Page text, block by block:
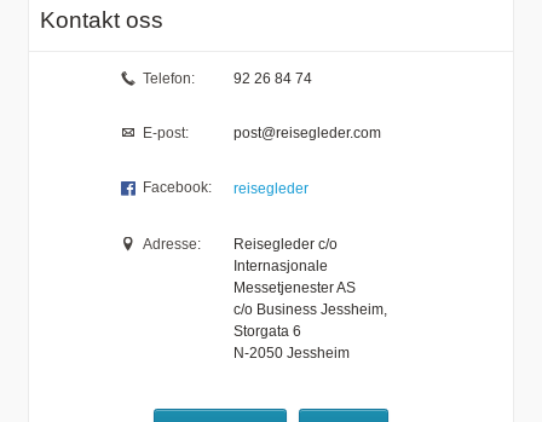
Kontakt oss
Telefon: 92 26 84 74
E-post: post@reisegleder.com
Facebook: reisegleder
Adresse:
Reisegleder c/o
Internasjonale
Messetjenester AS
c/o Business Jessheim,
Storgata 6
N-2050 Jessheim